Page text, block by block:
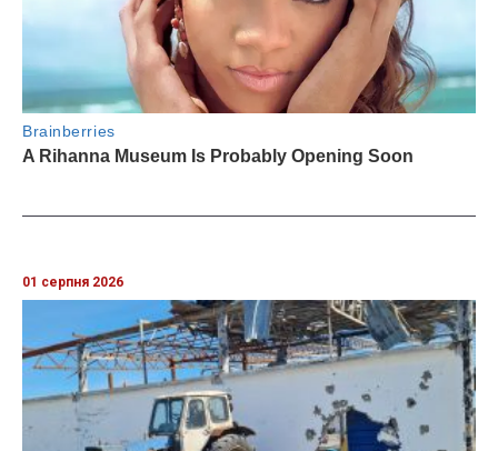
01 серпня 2026